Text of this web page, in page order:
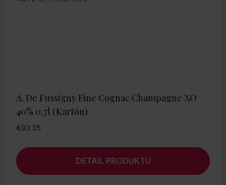
A. De Fussigny Fine Cognac Champagne XO
40% 0,7l (kartón)
€93.35
DETAIL PRODUKTU